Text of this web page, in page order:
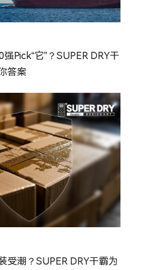
Pick“它”？SUPER DRY干
答案
受潮？SUPER DRY干霸为